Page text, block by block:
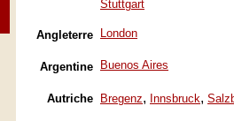
Stuttgart
Angleterre London
Argentine Buenos Aires
Autriche Bregenz, Innsbruck,